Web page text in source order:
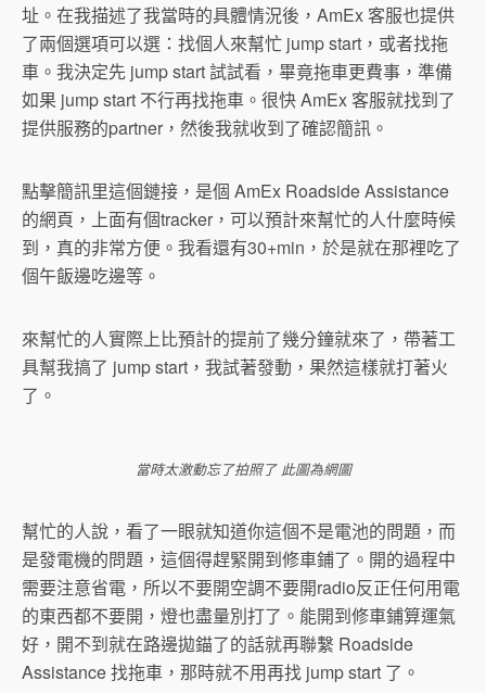
址。在我描述了我當時的具體情況後，AmEx 客服也提供
了兩個選項可以選：找個人來幫忙 jump start，或者找拖
車。我決定先 jump start 試試看，畢竟拖車更費事，準備
如果 jump start 不行再找拖車。很快 AmEx 客服就找到了
提供服務的partner，然後我就收到了確認簡訊。
點擊簡訊里這個鏈接，是個 AmEx Roadside Assistance
的網頁，上面有個tracker，可以預計來幫忙的人什麼時候
到，真的非常方便。我看還有30+min，於是就在那裡吃了
個午飯邊吃邊等。
來幫忙的人實際上比預計的提前了幾分鐘就來了，帶著工
具幫我搞了 jump start，我試著發動，果然這樣就打著火
了。
當時太激動忘了拍照了 此圖為網圖
幫忙的人說，看了一眼就知道你這個不是電池的問題，而
是發電機的問題，這個得趕緊開到修車鋪了。開的過程中
需要注意省電，所以不要開空調不要開radio反正任何用電
的東西都不要開，燈也盡量別打了。能開到修車鋪算運氣
好，開不到就在路邊拋錨了的話就再聯繫 Roadside
Assistance 找拖車，那時就不用再找 jump start 了。